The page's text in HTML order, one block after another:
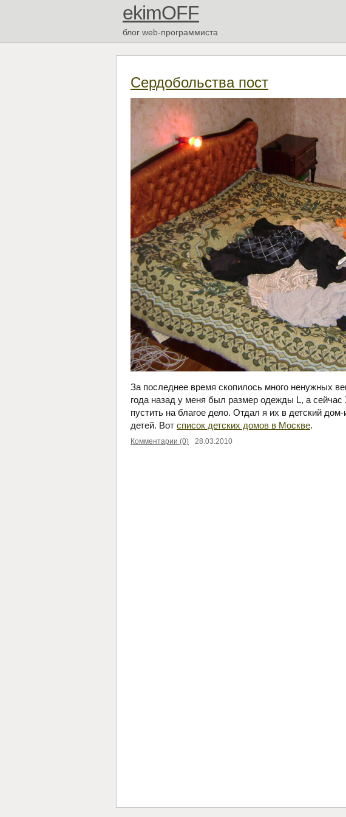
ekimOFF
блог web-программиста
Сердобольства пост
За последнее время скопилось много ненужных
года назад у меня был размер одежды L, а
пустить на благое дело. Отдал я их в детский
детей. Вот список детских домов в Москве.
Комментарии (0) 28.03.2010